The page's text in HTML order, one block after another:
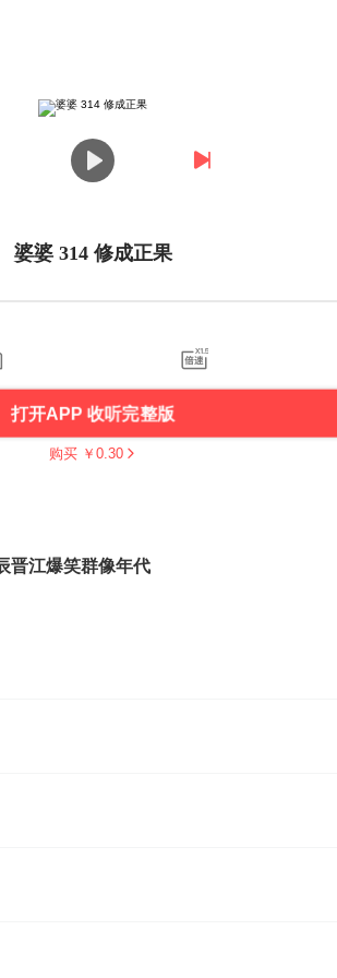
婆婆 314 修成正果
打开APP 收听完整版
购买 ￥ 0.30
晋江爆笑群像年代